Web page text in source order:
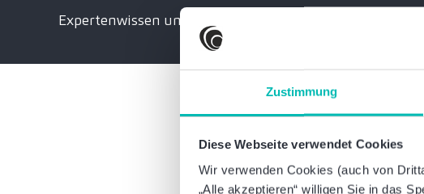
Zustimmung
Diese Webseite verwendet Cookies
Wir verwenden Cookies (auch von
„Alle akzeptieren“ willigen Sie in das
Expertenwissen und exklusive Einladungen
Waren diese Informationen